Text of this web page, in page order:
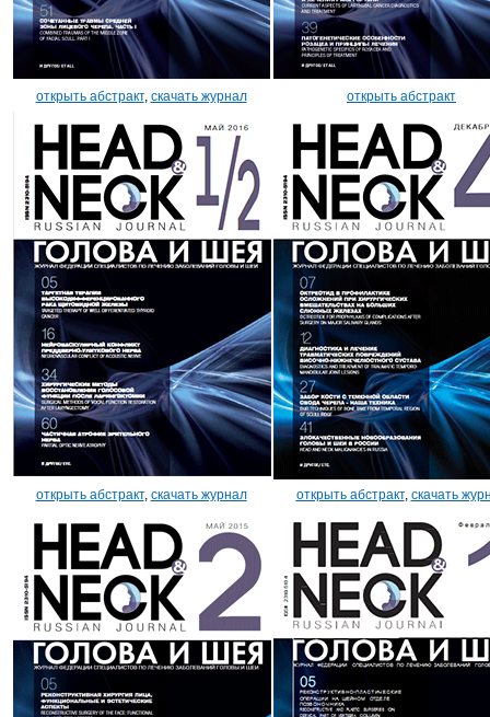
открыть абстракт, скачать журнал открыть абстракт
открыть абстракт, скачать журнал открыть абстракт, скачать